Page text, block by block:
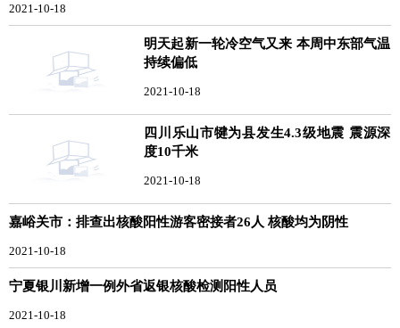
2021-10-18
明天起新一轮冷空气又来 本周中东部气温
持续偏低
2021-10-18
四川乐山市犍为县发生4.3级地震 震源深
度10千米
2021-10-18
嘉峪关市：排查出核酸阳性游客密接者26人 核酸均为阴性
2021-10-18
宁夏银川新增一例外省返银核酸检测阳性人员
2021-10-18